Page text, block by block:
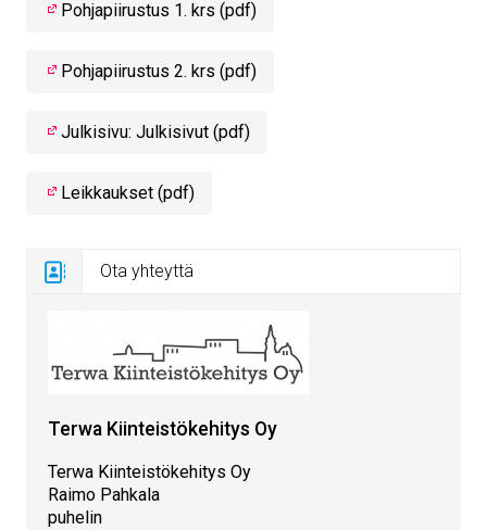
Pohjapiirustus 1. krs (pdf)
Pohjapiirustus 2. krs (pdf)
Julkisivu: Julkisivut (pdf)
Leikkaukset (pdf)
Ota yhteyttä
Terwa Kiinteistökehitys Oy
Terwa Kiinteistökehitys Oy
Raimo Pahkala
puhelin